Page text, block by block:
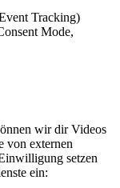
Tracking)
Mode,
wir dir Videos
von externen
setzen
ein: